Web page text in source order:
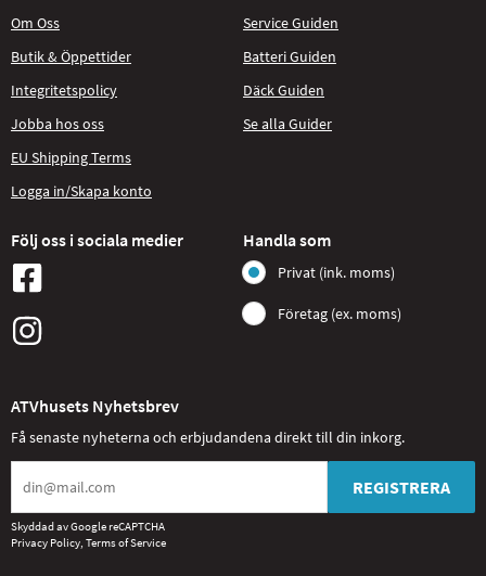
Om Oss
Butik & Öppettider
Integritetspolicy
Jobba hos oss
EU Shipping Terms
Logga in/Skapa konto
Service Guiden
Batteri Guiden
Däck Guiden
Se alla Guider
Följ oss i sociala medier Handla som
Privat (ink. moms)
Företag (ex. moms)
ATVhusets Nyhetsbrev
Få senaste nyheterna och erbjudandena direkt till din inkorg.
REGISTRERA
Skyddad av Google reCAPTCHA
Privacy Policy, Terms of Service